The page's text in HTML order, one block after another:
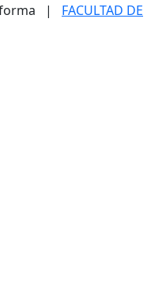
| FACULTAD DE